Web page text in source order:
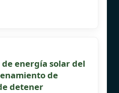
energía solar del
de
detener